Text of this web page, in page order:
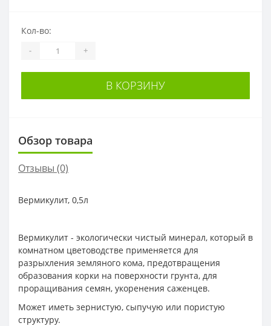
Кол-во:
- +
В КОРЗИНУ
Обзор товара
Отзывы (0)
Вермикулит, 0,5л
Вермикулит - экологически чистый минерал, который в
комнатном цветоводстве применяется для
разрыхления земляного кома, предотвращения
образования корки на поверхности грунта, для
проращивания семян, укоренения саженцев.
Может иметь зернистую, сыпучую или пористую
структуру.